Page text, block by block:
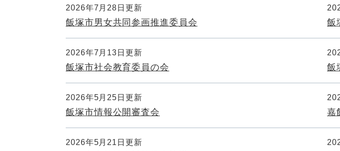
2026年7月28日更新
飯塚市男女共同参画推進委員会
2026年7月13日更新
飯塚市社会教育委員の会
2026年5月25日更新
飯塚市情報公開審査会
2026年5月21日更新
飯
飯
嘉